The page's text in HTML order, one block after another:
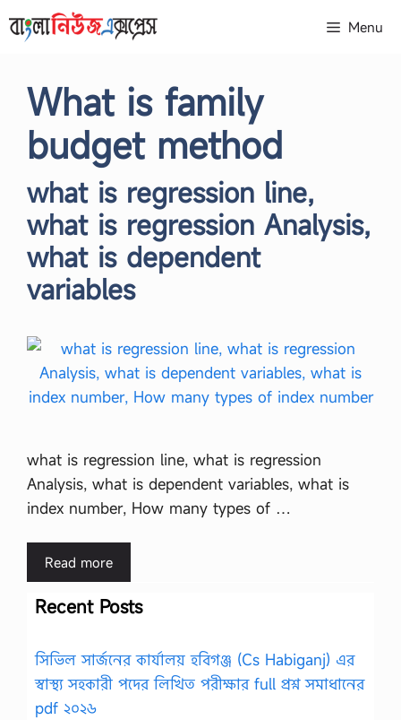
to
Menu
What is family
budget method
what is regression line,
what is regression Analysis,
what is dependent
variables
what is regression line, what is regression
Analysis, what is dependent variables, what is
index number, How many types of …
Read more
Recent Posts
সিভিল সার্জনের কার্যালয় হবিগঞ্জ (Cs Habiganj) এর
স্বাস্থ্য সহকারী পদের লিখিত পরীক্ষার full প্রশ্ন সমাধানের
pdf ২০২৬